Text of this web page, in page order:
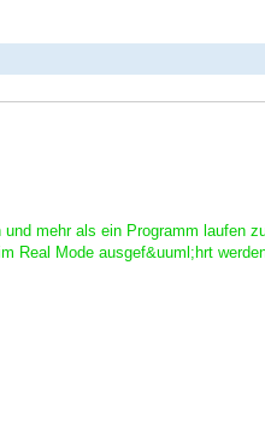
mehr als ein Programm laufen
Real Mode ausgef&uuml;hrt